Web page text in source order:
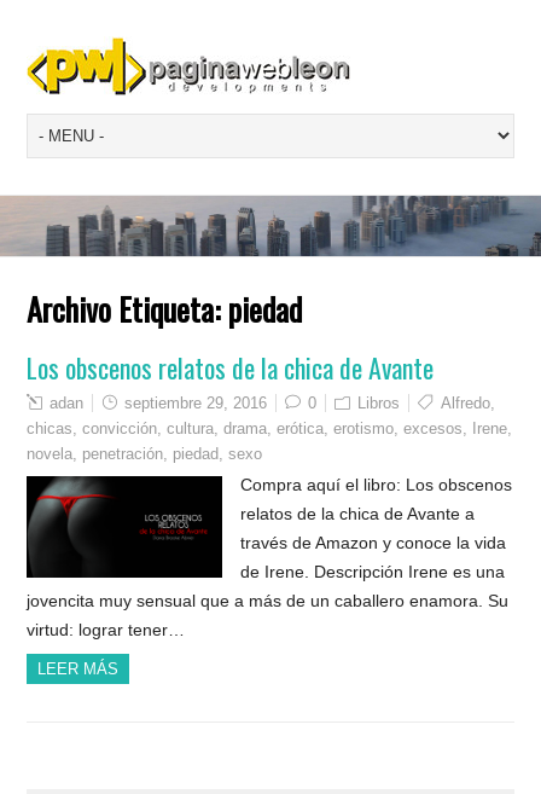
Archivo Etiqueta:piedad
Los obscenos relatos de la chica de Avante
adan septiembre 29, 2016 0 Libros Alfredo
chicas ,convicción ,cultura ,drama ,erótica ,erotismo ,excesos Irene
novela penetración piedad ,sexo
Compra aquí el libro: Los obscenos
relatos de la chica de Avante a
través de Amazon y conoce la vida
de Irene. Descripción Irene es una
jovencita muy sensual que a más de un caballero enamora. Su
virtud: lograr tener…
LEER MÁS